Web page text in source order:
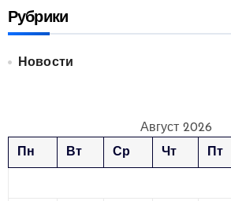
Рубрики
Новости
Август 2026
Пн
Вт Ср Чт Пт